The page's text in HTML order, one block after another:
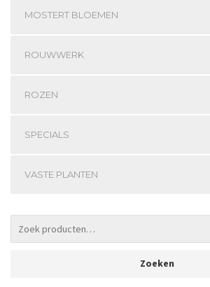
MOSTERT BLOEMEN
ROUWWERK
ROZEN
SPECIALS
VASTE PLANTEN
Zoeken